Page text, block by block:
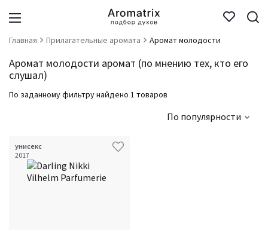
Главная Прилагательные аромата Аромат молодости
Аромат молодости аромат (по мнению тех, кто его
слушал)
По заданному фильтру найдено 1 товаров
По популярности
унисекс
2017